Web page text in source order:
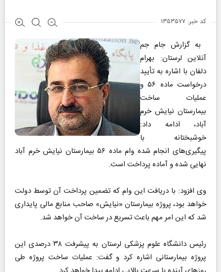
کد خبر: ۱۳۵۳۵۷۷
به گزارش جام جم
آنلاین لرستان: بهرام
دلفان با اشاره به تأیید
درخواست ماده ۵۶ و
عملیات ساخت
بیمارستان نیایش خرم
آباد، ادامه داد:
خوشبختانه با
پیگیری‌های انجام شده وام ماده ۵۶ بیمارستان نیایش خرم آباد
نهایی شده و آماده پرداخت است.
وی افزود: با دریافت این وام که تضمین پرداخت آن توسط دولت
خواهد بود، پروژه بیمارستان «نیایش» صاحب منابع مالی پایداری
شد که این امر مهم باعث تسریع در ساخت آن خواهد شد.
رئیس دانشگاه علوم پزشکی لرستان به پیشرفت ۳۸ درصدی این
پروژه‌ بیمارستانی اشاره کرد و گفت: عملیات ساخت پروژه طی